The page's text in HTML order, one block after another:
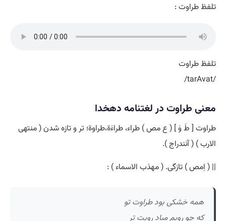
تلفظ طراوت :
تلفظ طراوت
/tarAvat/
معنی طراوت در لغتنامه دهخدا
طراوت [ طَ وَ ] ( ع مص ) طراء، طراءَة،طراوة؛ تر و تازه شدن ( منتهی
الارب ) ( آنندراج ).
|| ( اِمص ) تازگی. ( مهذب الاسماء ) :
همه خشکی بود طراوت تو
که چو رویم مباد رویت تر